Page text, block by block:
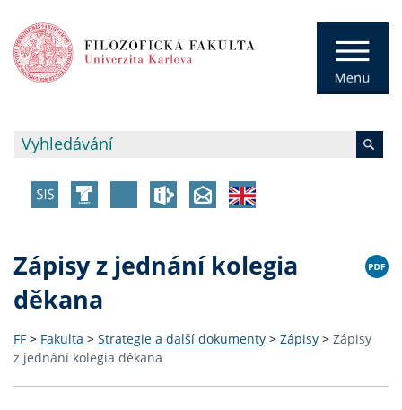
Zápisy z jednání kolegia
děkana
FF > Fakulta > Strategie a další dokumenty > Zápisy > Zápisy
z jednání kolegia děkana